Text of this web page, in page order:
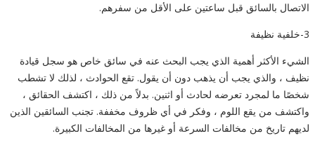
الاتصال بالسائق قبل ساعتين على الأقل من سفرهم.
3-خلفية نظيفة
الشيء الأكثر أهمية الذي يجب البحث عنه في سائق خاص هو سجل قيادة
نظيف ، والذي يجب أن يذهب دون أن يقول. تقع الحوادث ، لذلك لا تشطب
شخصًا ما لمجرد تعرضه لحادث أو اثنين. بدلاً من ذلك ، اكتشف الحقائق ،
واكتشف من يقع اللوم ، وفكر في أي ظروف مخففة. تجنب السائقين الذين
لديهم تاريخ من مخالفات السرعة أو غيرها من المخالفات الكبيرة.